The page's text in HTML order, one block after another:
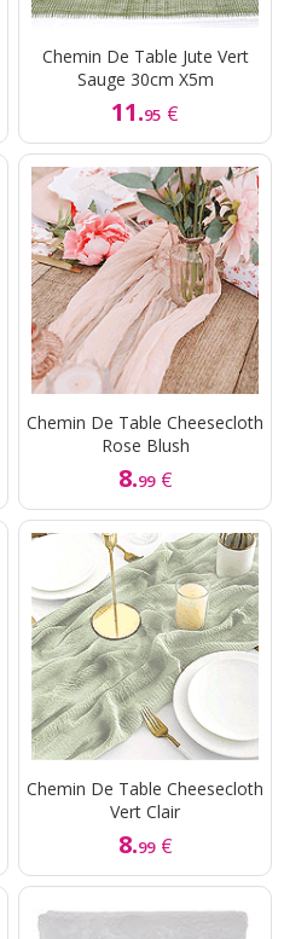
Chemin De Table Jute Vert
Sauge 30cm X5m
11.95 €
Chemin De Table Cheesecloth
Rose Blush
8.99 €
Chemin De Table Cheesecloth
Vert Clair
8.99 €